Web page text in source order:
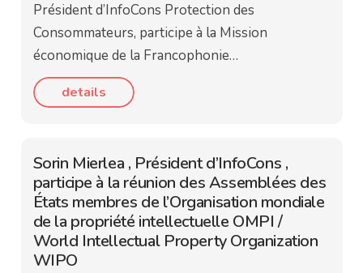
Président d’InfoCons Protection des
Consommateurs, participe à la Mission
économique de la Francophonie…
details
Sorin Mierlea , Président d’InfoCons ,
participe à la réunion des Assemblées des
États membres de l’Organisation mondiale
de la propriété intellectuelle OMPI /
World Intellectual Property Organization
WIPO